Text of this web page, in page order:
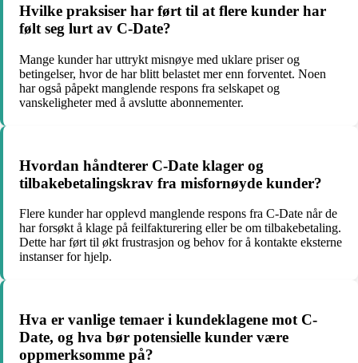
Hvilke praksiser har ført til at flere kunder har
følt seg lurt av C-Date?
Mange kunder har uttrykt misnøye med uklare priser og
betingelser, hvor de har blitt belastet mer enn forventet. Noen
har også påpekt manglende respons fra selskapet og
vanskeligheter med å avslutte abonnementer.
Hvordan håndterer C-Date klager og
tilbakebetalingskrav fra misfornøyde kunder?
Flere kunder har opplevd manglende respons fra C-Date når de
har forsøkt å klage på feilfakturering eller be om tilbakebetaling.
Dette har ført til økt frustrasjon og behov for å kontakte eksterne
instanser for hjelp.
Hva er vanlige temaer i kundeklagene mot C-
Date, og hva bør potensielle kunder være
oppmerksomme på?